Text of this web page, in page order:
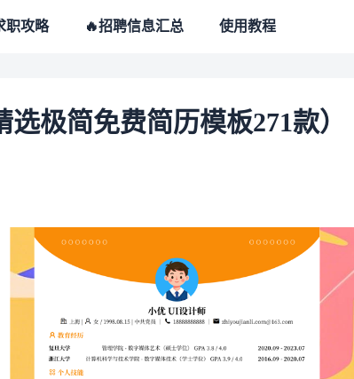
职攻略 🔥招聘信息汇总 使用教程
极简免费简历模板271款）